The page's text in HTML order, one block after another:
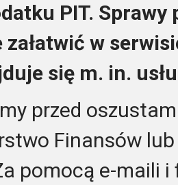
PIT.
w
się m. in.
przed
Finansów
pomocą e-maili i